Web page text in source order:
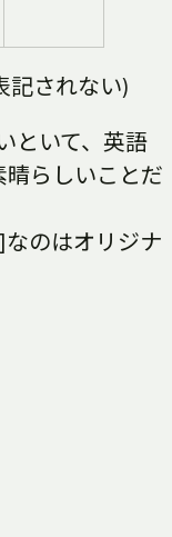
記されない)
といて、英語
らしいことだ
のはオリジナ